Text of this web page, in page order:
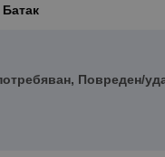
Повреден/